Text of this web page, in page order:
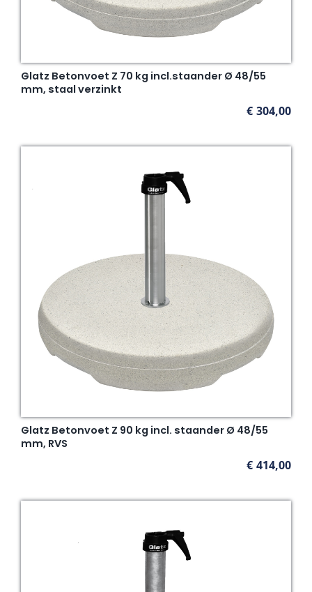
Glatz Betonvoet Z 70 kg incl.staander Ø 48/55
mm, staal verzinkt
€ 304,00
Glatz Betonvoet Z 90 kg incl. staander Ø 48/55
mm, RVS
€ 414,00